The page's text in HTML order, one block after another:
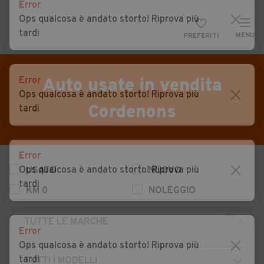
PREFERITI MENU
CERCA
Auto
Auto usate
Auto Km 0
Auto Nuove
Noleggio a lungo termine
Auto d'epoca
Camper
VENDI
MAGAZINE
ACCEDI
Auto usate in vendita
Cordenons
USATO
NUOVO
KM 0
NOLEGGIO
Error
Ops qualcosa è andato storto! Riprova più
tardi
Error
Ops qualcosa è andato storto! Riprova più
tardi
Error
Ops qualcosa è andato storto! Riprova più
tardi
Error
Ops qualcosa è andato storto! Riprova più
tardi